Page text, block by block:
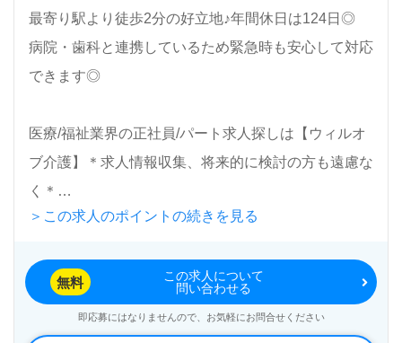
最寄り駅より徒歩2分の好立地♪年間休日は124日◎
病院・歯科と連携しているため緊急時も安心して対応
できます◎
医療/福祉業界の正社員/パート求人探しは【ウィルオ
ブ介護】＊求人情報収集、将来的に検討の方も遠慮な
く＊
LINE、メール、お電話などご希望に応じてお問い合
渉など完全無料サービスをご利用いただけます。＜非
公開求人も取扱いあり！＞"転職支援"のプロと一緒に
転職活動！お問い合わせお待ちしております。
＞この求人のポイントの続きを見る
無料
この求人について
問い合わせる
即応募にはなりませんので、お気軽にお問合せください